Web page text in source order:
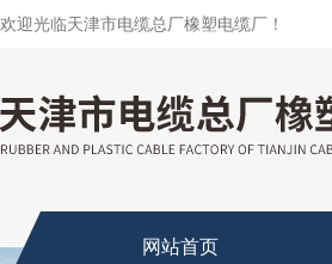
欢迎光临天津市电缆总厂橡塑电缆厂！
网站首页